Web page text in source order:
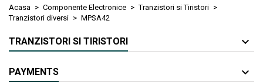
Acasa Componente Electronice
Tranzistori si Tiristori
Tranzistori diversi
MPSA42
TRANZISTORI SI TIRISTORI
PAYMENTS